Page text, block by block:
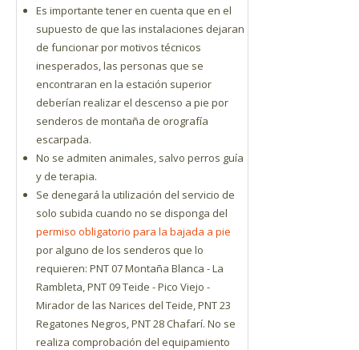
Es importante tener en cuenta que en el
supuesto de que las instalaciones dejaran
de funcionar por motivos técnicos
inesperados, las personas que se
encontraran en la estación superior
deberían realizar el descenso a pie por
senderos de montaña de orografía
escarpada.
No se admiten animales, salvo perros guía
y de terapia.
Se denegará la utilización del servicio de
solo subida cuando no se disponga del
permiso obligatorio para la bajada a pie
por alguno de los senderos que lo
requieren: PNT 07 Montaña Blanca - La
Rambleta, PNT 09 Teide - Pico Viejo -
Mirador de las Narices del Teide, PNT 23
Regatones Negros, PNT 28 Chafarí. No se
realiza comprobación del equipamiento